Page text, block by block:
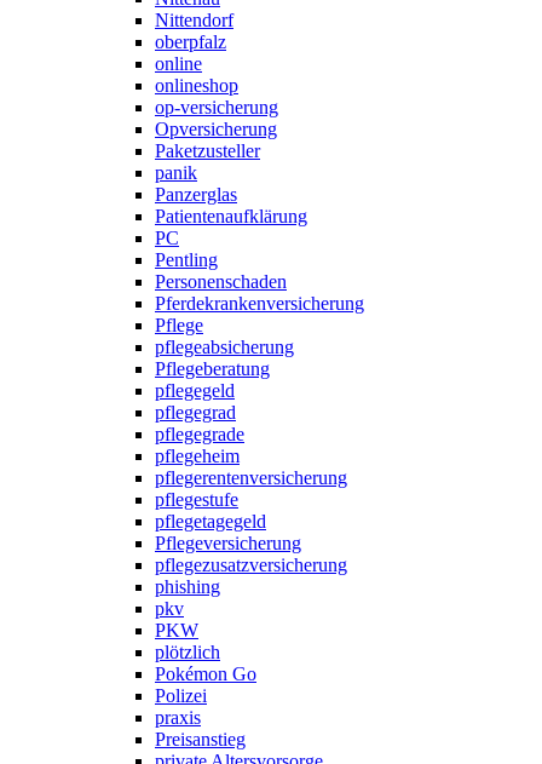
Nittendorf
oberpfalz
online
onlineshop
op-versicherung
Opversicherung
Paketzusteller
panik
Panzerglas
Patientenaufklärung
PC
Pentling
Personenschaden
Pferdekrankenversicherung
Pflege
pflegeabsicherung
Pflegeberatung
pflegegeld
pflegegrad
pflegegrade
pflegeheim
pflegerentenversicherung
pflegestufe
pflegetagegeld
Pflegeversicherung
pflegezusatzversicherung
phishing
pkv
PKW
plötzlich
Pokémon Go
Polizei
praxis
Preisanstieg